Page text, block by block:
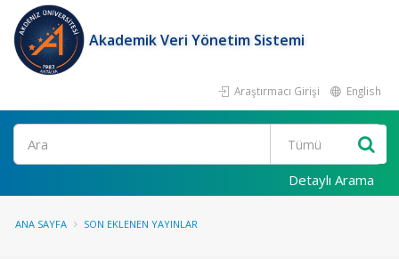
Akademik Veri Yönetim Sistemi
Araştırmacı Girişi English
Ara
Detaylı Arama
ANA SAYFA SON EKLENEN YAYINLAR